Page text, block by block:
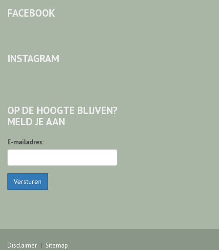
FACEBOOK
INSTAGRAM
OP DE HOOGTE BLIJVEN?
MELD JE AAN
E-mailadres:
Versturen
Disclaimer Sitemap